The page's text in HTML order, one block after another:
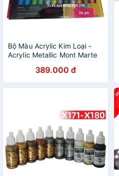
Bộ Màu Acrylic Kim Loại -
Acrylic Metallic Mont Marte
389.000 đ